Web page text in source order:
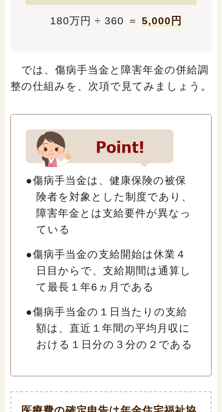
180万円 ÷ 360 ＝ 5,000円
では、傷病手当金と障害年金の併給調
整の仕組みを、次項で見てみましょう。
●傷病手当金は、健康保険の被保
険者を対象とした制度であり、
障害年金とは支給要件が異なっ
ている
●傷病手当金の支給開始は休業４
日目からで、支給期間は通算し
て最長１年6ヵ月である
●傷病手当金の１日当たりの支給
額は、直近１年間の平均月収に
おける１日分の３分の２である